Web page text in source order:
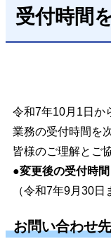
受付時間
令和7年10月1日か
業務の受付時間を
皆様のご理解とご
●変更後の受付時
（令和7年9月30日
お問い合わせ先